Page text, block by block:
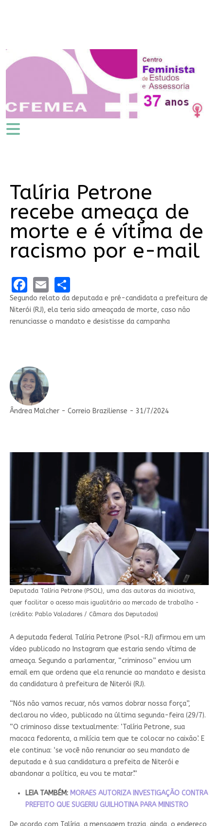
Talíria Petrone
recebe ameaça de
morte e é vítima de
racismo por e-mail
Facebook
EmailShare
Segundo relato da deputada e pré-candidata a prefeitura de
Niterói (RJ), ela teria sido ameaçada de morte, caso não
renunciasse o mandato e desistisse da campanha
Ândrea Malcher - Correio Braziliense - 31/7/2024
Deputada Talíria Petrone (PSOL), uma das autoras da iniciativa,
quer facilitar o acesso mais igualitário ao mercado de trabalho -
(crédito: Pablo Valadares / Câmara dos Deputados)
A deputada federal Talíria Petrone (Psol-RJ) afirmou em um
vídeo publicado no Instagram que estaria sendo vítima de
ameaça. Segundo a parlamentar, “criminoso” enviou um
email em que ordena que ela renuncie ao mandato e desista
da candidatura à prefeitura de Niterói (RJ).
“Nós não vamos recuar, nós vamos dobrar nossa força”,
declarou no vídeo, publicado na última segunda-feira (29/7).
“O criminoso disse textualmente: ‘Talíria Petrone, sua
macaca fedorenta, a milícia tem que te colocar no caixão’. E
ele continua: ‘se você não renunciar ao seu mandato de
deputada e à sua candidatura a prefeita de Niterói e
abandonar a política, eu vou te matar’.”
LEIA TAMBÉM: MORAES AUTORIZA INVESTIGAÇÃO CONTRA
PREFEITO QUE SUGERIU GUILHOTINA PARA MINISTRO
De acordo com Talíria, a mensagem trazia, ainda, o endereço